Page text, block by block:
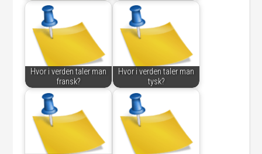
Hvor i verden taler man
fransk?
Hvor i verden taler man
tysk?